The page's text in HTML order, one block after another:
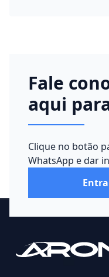
Fale
aqui
Clique no botão
WhatsApp e dar